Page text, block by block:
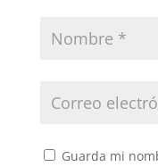
Guarda mi